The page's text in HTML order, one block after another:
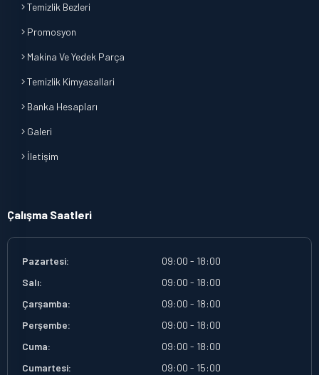
Temizlik Bezleri
Promosyon
Makina Ve Yedek Parça
Temizlik Kimyasallari
Banka Hesapları
Galeri
İletişim
Çalışma Saatleri
Pazartesi:
09:00 - 18:00
Salı:
09:00 - 18:00
Çarşamba:
09:00 - 18:00
Perşembe:
09:00 - 18:00
Cuma:
09:00 - 18:00
Cumartesi:
09:00 - 15:00